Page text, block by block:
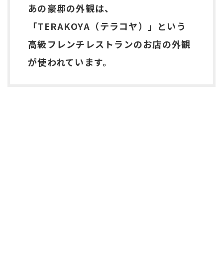
あの豪邸の外観は、
「TERAKOYA（テラコヤ）」という
高級フレンチレストランのお店の外観
が使われています。